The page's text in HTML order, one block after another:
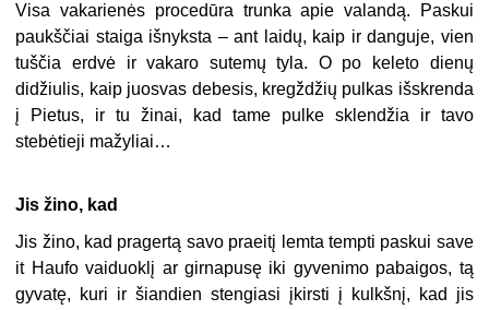
Visa vakarienės procedūra trunka apie valandą. Paskui
paukščiai staiga išnyksta – ant laidų, kaip ir danguje, vien
tuščia erdvė ir vakaro sutemų tyla. O po keleto dienų
didžiulis, kaip juosvas debesis, kregždžių pulkas išskrenda
į Pietus, ir tu žinai, kad tame pulke sklendžia ir tavo
stebėtieji mažyliai…
Jis žino, kad
Jis žino, kad pragertą savo praeitį lemta tempti paskui save
it Haufo vaiduoklį ar girnapusę iki gyvenimo pabaigos, tą
gyvatę, kuri ir šiandien stengiasi įkirsti į kulkšnį, kad jis